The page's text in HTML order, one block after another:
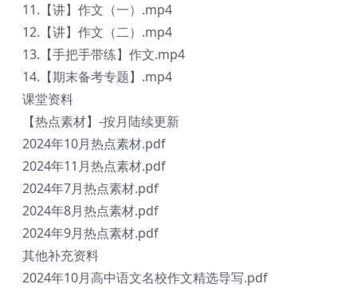
11.【讲】作文（一）.mp4
12.【讲】作文（二）.mp4
13.【手把手带练】作文.mp4
14.【期末备考专题】.mp4
课堂资料
【热点素材】-按月陆续更新
2024年10月热点素材.pdf
2024年11月热点素材.pdf
2024年7月热点素材.pdf
2024年8月热点素材.pdf
2024年9月热点素材.pdf
其他补充资料
2024年10月高中语文名校作文精选导写.pdf